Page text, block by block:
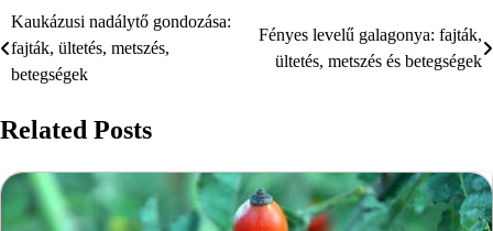
Bejegyzés
navigáció
Kaukázusi nadálytő gondozása:
fajták, ültetés, metszés,
betegségek
Fényes levelű galagonya: fajták,
ültetés, metszés és betegségek
Related Posts